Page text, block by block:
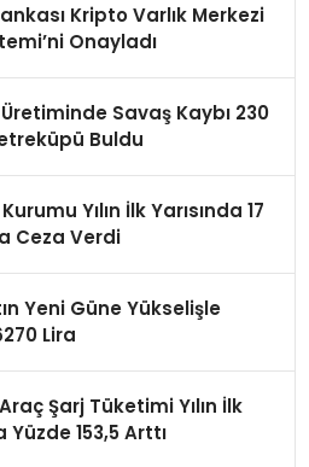
Kripto Varlık Merkezi
Onayladı
Savaş Kaybı 230
Buldu
Yılın İlk Yarısında 17
Ceza Verdi
Yeni Güne Yükselişle
Lira
Şarj Tüketimi Yılın İlk
Yüzde 153,5 Arttı